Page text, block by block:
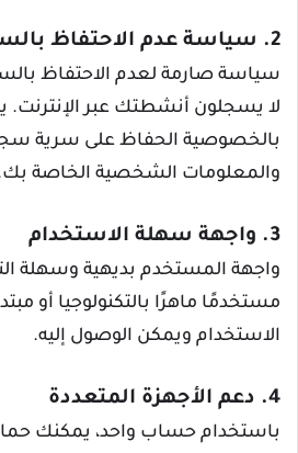
2. سياسة عدم الاحتفاظ بالسجلات
سياسة صارمة لعدم الاحتفاظ
لا يسجلون أنشطتك عبر الإنترنت.
بالخصوصية الحفاظ على سرية
والمعلومات الشخصية الخاصة
3. واجهة سهلة الاستخدام
واجهة المستخدم بديهية وسهلة
مستخدمًا ماهرًا بالتكنولوجيا أو
الاستخدام ويمكن الوصول إليه.
4. دعم الأجهزة المتعددة
باستخدام حساب واحد، يمكنك